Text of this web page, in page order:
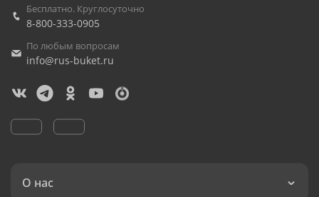
Бесплатно. Круглосуточно
8-800-333-0905
По любым вопросам
info@rus-buket.ru
О нас